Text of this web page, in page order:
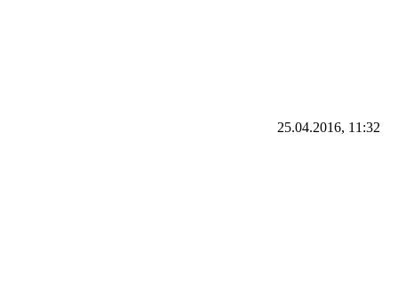
25.04.2016, 11:32